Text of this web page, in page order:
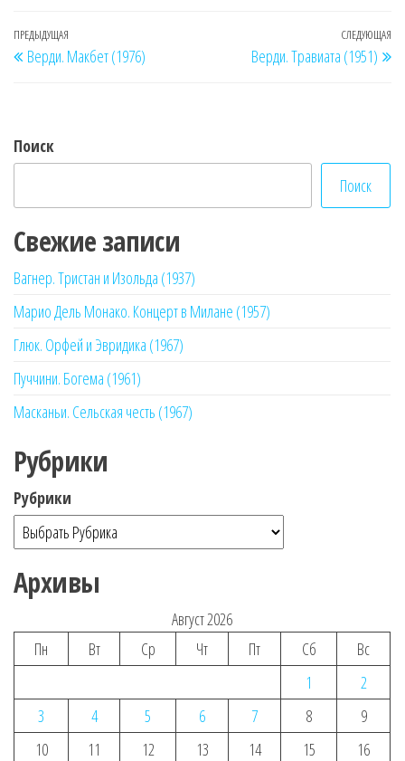
Навигация
по
Предыдущая
запись
ПРЕДЫДУЩАЯ
Верди. Макбет (1976)
СЛЕДУЮЩАЯ
Верди. Травиата (1951)
Поиск
Поиск
Свежие записи
Вагнер. Тристан и Изольда (1937)
Марио Дель Монако. Концерт в Милане (1957)
Глюк. Орфей и Эвридика (1967)
Пуччини. Богема (1961)
Масканьи. Сельская честь (1967)
Рубрики
Рубрики
Архивы
Август 2026
Пн
Вт Ср Чт Пт Сб
Вс
1
2
3
4 5 6 7 8
9
10
11 12 13 14 15
16